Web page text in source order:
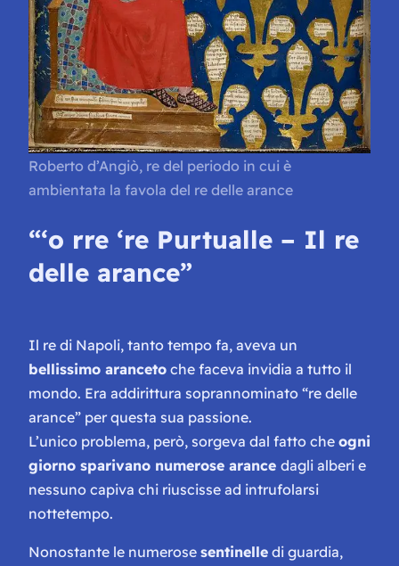
Roberto d’Angiò, re del periodo in cui è
ambientata la favola del re delle arance
“‘o rre ‘re Purtualle – Il re
delle arance”
Il re di Napoli, tanto tempo fa, aveva un
bellissimo aranceto che faceva invidia a tutto il
mondo. Era addirittura soprannominato “re delle
arance” per questa sua passione.
L’unico problema, però, sorgeva dal fatto che ogni
giorno sparivano numerose arance dagli alberi e
nessuno capiva chi riuscisse ad intrufolarsi
nottetempo.
Nonostante le numerose sentinelle di guardia,